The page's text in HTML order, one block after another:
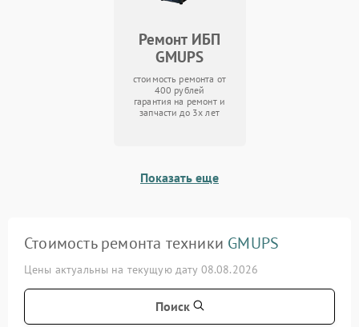
Ремонт ИБП
GMUPS
стоимость ремонта от
400 рублей
гарантия на ремонт и
запчасти до 3х лет
Показать еще
Стоимость ремонта техники GMUPS
Цены актуальны на текущую дату 08.08.2026
Поиск